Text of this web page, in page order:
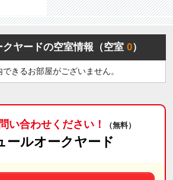
ヤードの空室情報（空室0）
きるお部屋がございません。
い合わせください！ （無料）
ールオークヤード